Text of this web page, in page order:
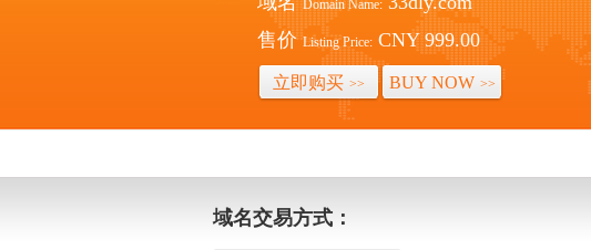
Domain Name:
售价 Listing Price: CNY 999.00
立即购买 >> BUY NOW >>
域名交易方式：